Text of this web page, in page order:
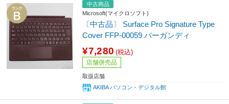
中古商品
Microsoft(マイクロソフト)
〔中古品〕 Surface Pro Signature Type
Cover FFP-00059 バーガンディ
¥7,280 (税込)
店舗併売品
取扱店舗
AKIBA パソコン・デジタル館